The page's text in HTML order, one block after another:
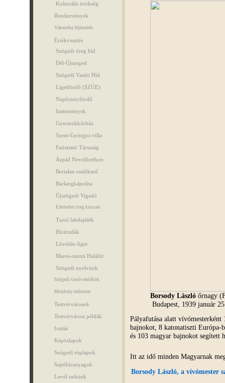
Kulturális örökség
Rendezvények
Városrész fejlesztés
Értékvesztés
Szögedi öreg híd
Dél-Újszeged
Szögedi Vasúti Híd
Ligetfürdő (SZÚE)
Napfonnyfürdő
Intézmények
Gyermekkórház
Szent-Györgyi-villa
Faúsztató Társaság
Árpád Nevelőotthon
Bertalan emlékmű
Barlangkápolna
Újszögedi Vigadó
Elfeledett öreg kincsek
Turul labdajáték
Hírárudák
Lövölde-liget
Maros-menti Halálút
Szögedi nyelvünk
Szögedi vasút-emlékök
Mozdony-múzeum
Testvérvárosok
Testvérvárosi példák
Irattár
Képöslapok
Szögedi röplapok
Sajtóhíranyagok
Levél nekünk
Borsody Lászlóőrnagy
Budapest, 1939 január
Pályafutása alatt
bajnokot, 8 katonatiszti Európa-
és 103 magyar bajnokot segített
Itt az idő minden Magyarnak
Borsody László, a vívómester